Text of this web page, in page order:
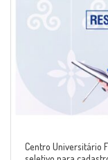
Centro Universitário